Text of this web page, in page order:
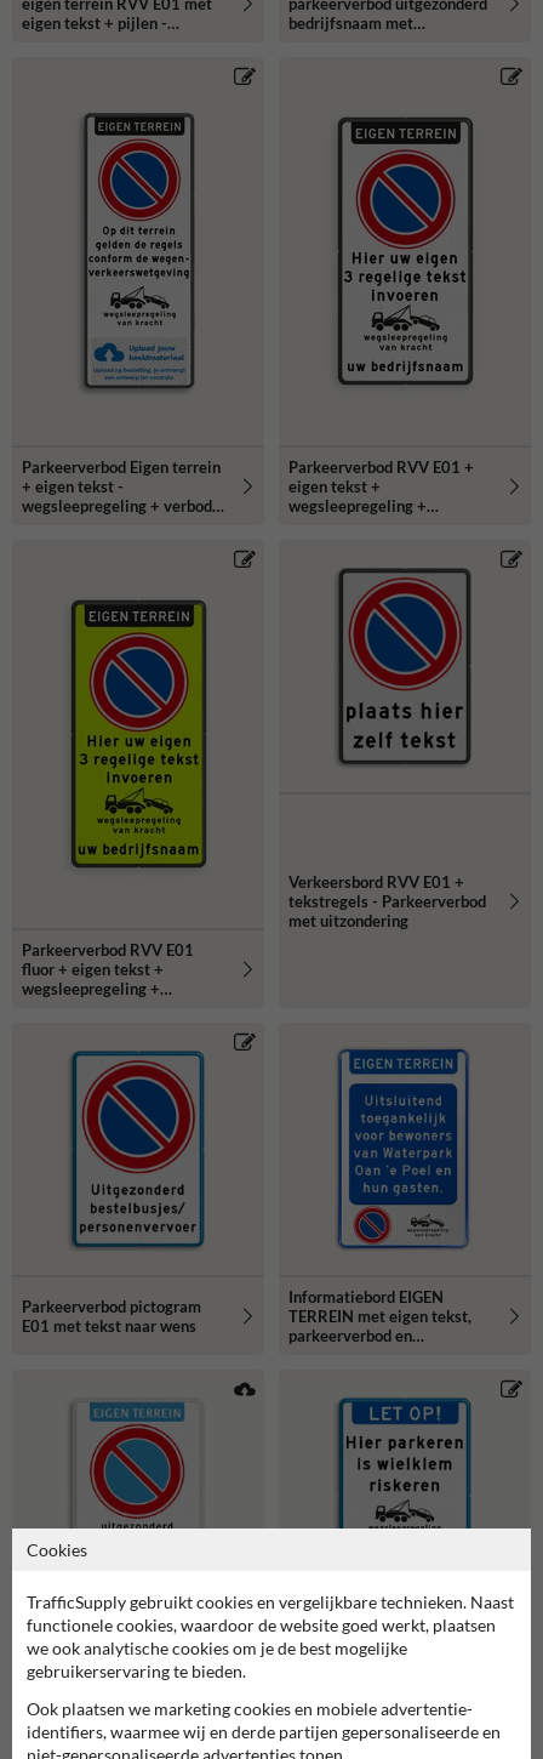
eigen tekst + pijlen -
bedrijfsnaam met
Parkeerverbod Eigen terrein
+ eigen tekst -
wegsleepregeling + verboden
Parkeerverbod RVV E01 +
eigen tekst +
wegsleepregeling +
Parkeerverbod RVV E01
fluor + eigen tekst +
wegsleepregeling +
Verkeersbord RVV E01 +
tekstregels - Parkeerverbod
met uitzondering
Parkeerverbod pictogram
E01 met tekst naar wens
Informatiebord EIGEN
TERREIN met eigen tekst,
parkeerverbod en
Parkeerverbodsbord met
pictogram en tekst in
huisstijl
Informatiebord LET OP met
tekst en pictogram Hier
riskeren
Cookies
TrafficSupply gebruikt cookies en vergelijkbare technieken. Naast
functionele cookies, waardoor de website goed werkt, plaatsen
we ook analytische cookies om je de best mogelijke
gebruikerservaring te bieden.
Ook plaatsen we marketing cookies en mobiele advertentie-
identifiers, waarmee wij en derde partijen gepersonaliseerde en
niet-gepersonaliseerde advertenties tonen